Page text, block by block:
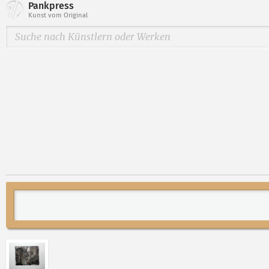
Pankpress
Kunst vom Original
Abbildung 2 von „(Kreuzweg-vierfarbig-Varianten)“